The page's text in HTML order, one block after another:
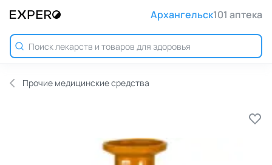
Архангельск101 аптека
Прочие медицинские средства